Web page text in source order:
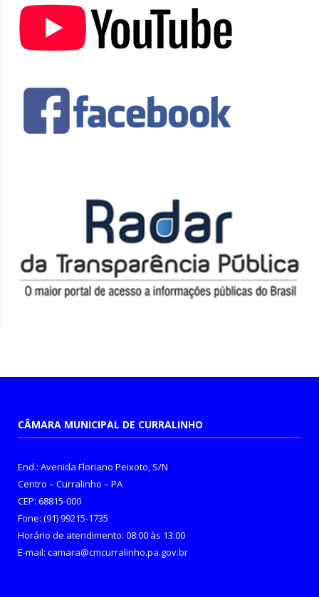
CÂMARA MUNICIPAL DE CURRALINHO
End.: Avenida Floriano Peixoto, S/N
Centro – Curralinho – PA
CEP: 68815-000
Fone: (91) 99215-1735
Horário de atendimento: 08:00 às 13:00
E-mail: camara@cmcurralinho.pa.gov.br